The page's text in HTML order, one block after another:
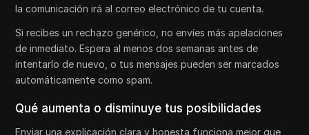
la comunicación irá al correo electrónico de tu cuenta.
Si recibes un rechazo genérico, no envíes más apelaciones
de inmediato. Espera al menos dos semanas antes de
intentarlo de nuevo, o tus mensajes pueden ser marcados
automáticamente como spam.
Qué aumenta o disminuye tus posibilidades
Enviar una explicación clara y honesta funciona mejor que